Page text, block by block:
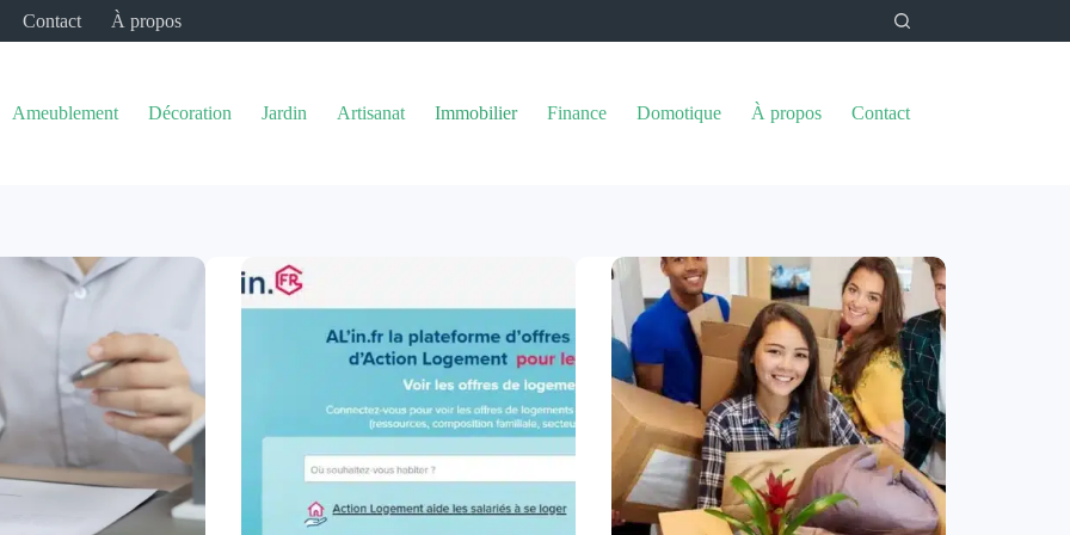
Contact À propos
Ameublement Décoration Jardin Artisanat Immobilier Finance Domotique À propos Contact